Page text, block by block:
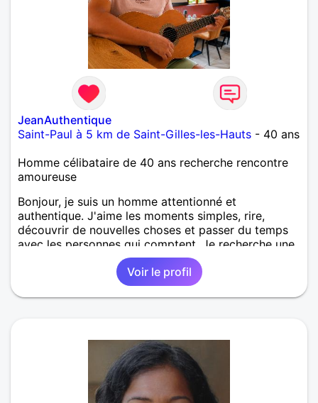
JeanAuthentique
Saint-Paul à 5 km de Saint-Gilles-les-Hauts - 40 ans
Homme célibataire de 40 ans recherche rencontre
amoureuse
Bonjour, je suis un homme attentionné et
authentique. J'aime les moments simples, rire,
découvrir de nouvelles choses et passer du temps
avec les personnes qui comptent. Je recherche une
relation sérieuse, basée sur le respect, la confiance
et la complicité. Au plaisir de faire connaissance.
Voir le profil